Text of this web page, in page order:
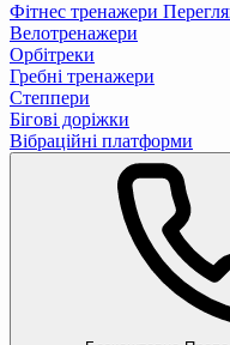
Фітнес тренажери
Велотренажери
Орбітреки
Гребні тренажери
Степпери
Бігові доріжки
Вібраційні платформи